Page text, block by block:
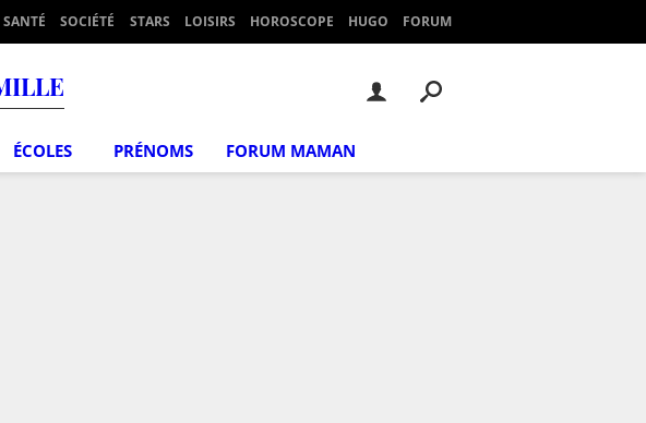
SANTÉ SOCIÉTÉ STARS LOISIRS HOROSCOPE HUGO FORUM
ÉCOLES PRÉNOMS FORUM MAMAN